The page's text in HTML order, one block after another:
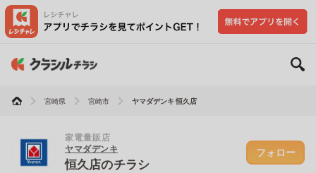
宮崎県 宮崎市 ヤマダデンキ 恒久店
家電量販店
ヤマダデンキ
恒久店のチラシ
フォロー